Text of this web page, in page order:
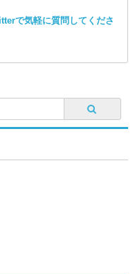
で気軽に質問してくださ